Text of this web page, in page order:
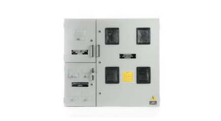
Pintura Electroestática, color gris
RAL serie 70 Tipo de cierre: Chapa
tipo buje de seguridad y perno
triangular o hexagonal